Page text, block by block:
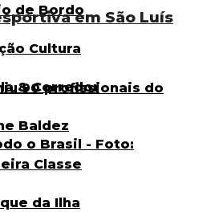
de Bordo
Cultura
& Corredor
Baldez
Classe
da Ilha
em São Luís